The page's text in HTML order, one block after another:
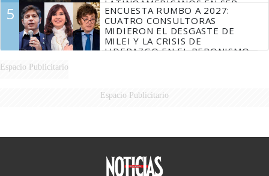
LATINOAMERICANOS EN SER
DERROTADOS
5
ENCUESTA RUMBO A 2027:
CUATRO CONSULTORAS
MIDIERON EL DESGASTE DE
MILEI Y LA CRISIS DE
LIDERAZGO EN EL PERONISMO
Espacio Publicitario
Espacio Publicitario